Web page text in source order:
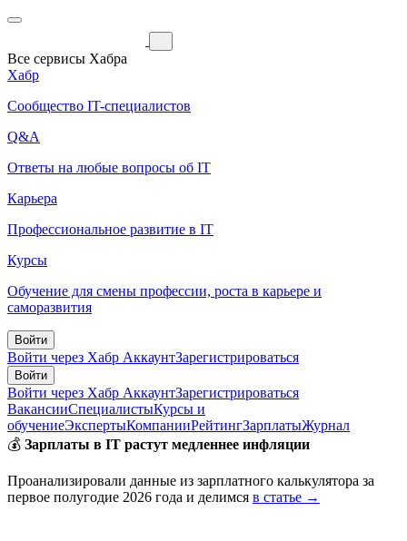
Все сервисы Хабра
Хабр
Сообщество IT-специалистов
Q&A
Ответы на любые вопросы об IT
Карьера
Профессиональное развитие в IT
Курсы
Обучение для смены профессии, роста в карьере и
саморазвития
Войти
Войти через Хабр АккаунтЗарегистрироваться
Войти
Войти через Хабр АккаунтЗарегистрироваться
ВакансииСпециалистыКурсы и
обучениеЭкспертыКомпанииРейтингЗарплатыЖурнал
💰 Зарплаты в IT растут медленнее инфляции
Проанализировали данные из зарплатного калькулятора за
первое полугодие 2026 года и делимся в статье →